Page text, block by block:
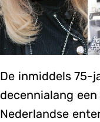
De inmiddels 75-
decennialang
Nederlandse